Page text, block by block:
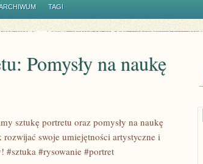
TAGI
Pomysły na naukę
sztukę portretu oraz pomysły na naukę
swoje umiejętności artystyczne i
#sztuka #rysowanie #portret